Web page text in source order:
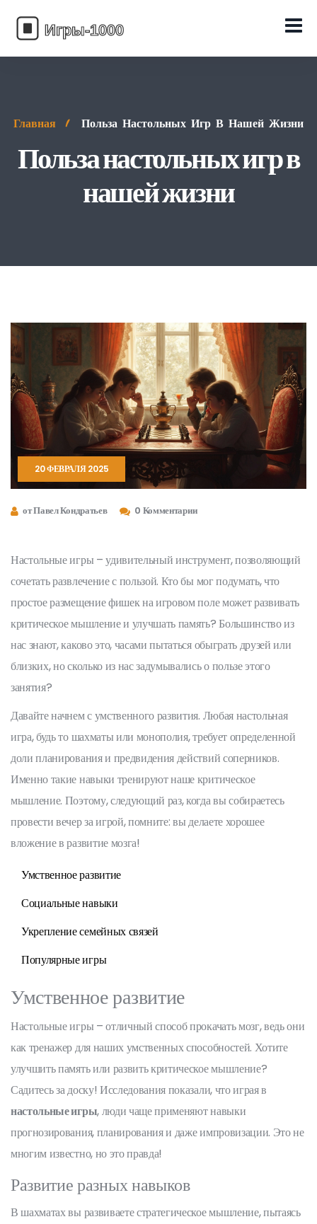
Польза настольных игр в
нашей жизни
Главная Польза Настольных Игр В Нашей Жизни
20 ФЕВРАЛЯ 2025
от Павел Кондратьев 0 Комментарии
Настольные игры – удивительный инструмент, позволяющий
сочетать развлечение с пользой. Кто бы мог подумать, что
простое размещение фишек на игровом поле может развивать
критическое мышление и улучшать память? Большинство из
нас знают, каково это, часами пытаться обыграть друзей или
близких, но сколько из нас задумывались о пользе этого
занятия?
Давайте начнем с умственного развития. Любая настольная
игра, будь то шахматы или монополия, требует определенной
доли планирования и предвидения действий соперников.
Именно такие навыки тренируют наше критическое
мышление. Поэтому, следующий раз, когда вы собираетесь
провести вечер за игрой, помните: вы делаете хорошее
вложение в развитие мозга!
Умственное развитие
Социальные навыки
Укрепление семейных связей
Популярные игры
Умственное развитие
Настольные игры – отличный способ прокачать мозг, ведь они
как тренажер для наших умственных способностей. Хотите
улучшить память или развить критическое мышление?
Садитесь за доску! Исследования показали, что играя в
настольные игры, люди чаще применяют навыки
прогнозирования, планирования и даже импровизации. Это не
многим известно, но это правда!
Развитие разных навыков
В шахматах вы развиваете стратегическое мышление, пытаясь